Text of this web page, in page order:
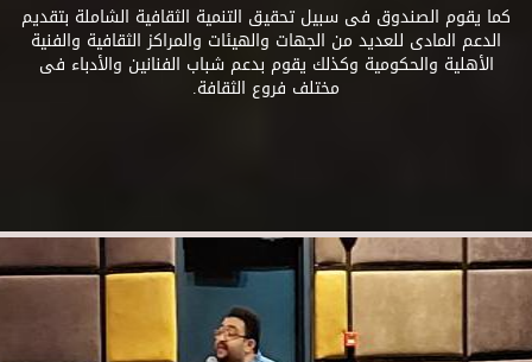
كما يقوم الصندوق فى سبيل تحقيق التنمية الثقافية الشاملة بتقديم
الدعم المادى للعديد من الجهات والهيئات والمراكز الثقافية والفنية
الأهلية والحكومية وكذلك يقوم بدعم شباب الفنانين والأدباء فى
مختلف فروع الثقافة.